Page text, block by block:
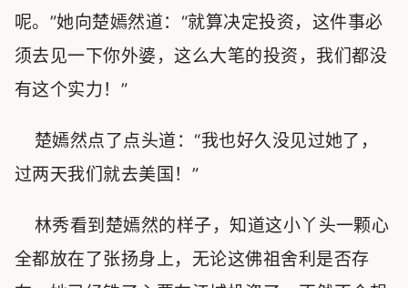
呢。”她向楚嫣然道：“就算决定投资，这件事必
须去见一下你外婆，这么大笔的投资，我们都没
有这个实力！”
楚嫣然点了点头道：“我也好久没见过她了，
过两天我们就去美国！”
林秀看到楚嫣然的样子，知道这小丫头一颗心
全都放在了张扬身上，无论这佛祖舍利是否存